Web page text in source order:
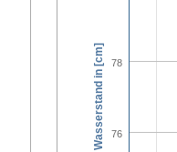
Wasserstand in [cm] 76
78